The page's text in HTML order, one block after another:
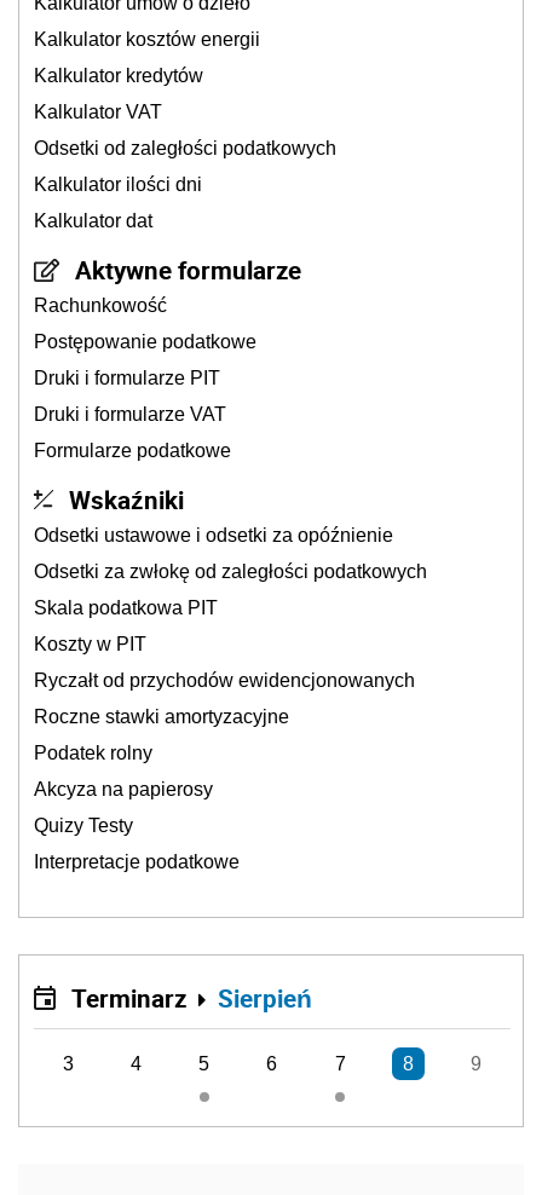
Kalkulator kosztów energii
Kalkulator kredytów
Kalkulator VAT
Odsetki od zaległości podatkowych
Kalkulator ilości dni
Kalkulator dat
Aktywne formularze
Rachunkowość
Postępowanie podatkowe
Druki i formularze PIT
Druki i formularze VAT
Formularze podatkowe
Wskaźniki
Odsetki ustawowe i odsetki za opóźnienie
Odsetki za zwłokę od zaległości podatkowych
Skala podatkowa PIT
Koszty w PIT
Ryczałt od przychodów ewidencjonowanych
Roczne stawki amortyzacyjne
Podatek rolny
Akcyza na papierosy
Quizy Testy
Interpretacje podatkowe
Terminarz Sierpień
3 4 5 6 7 8 9